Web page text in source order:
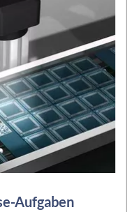
Aufgaben